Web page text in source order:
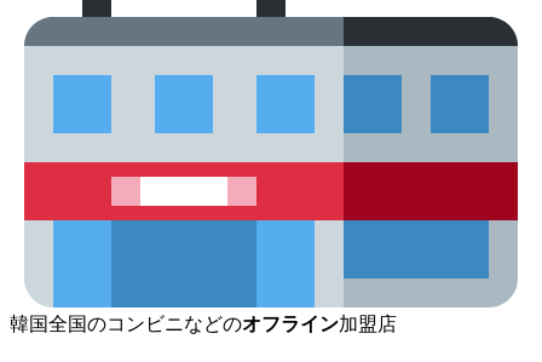
韓国全国のコンビニなどのオフライン加盟店